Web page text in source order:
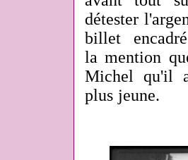
détester
billet
la mention
Michel qu'il
plus jeune.